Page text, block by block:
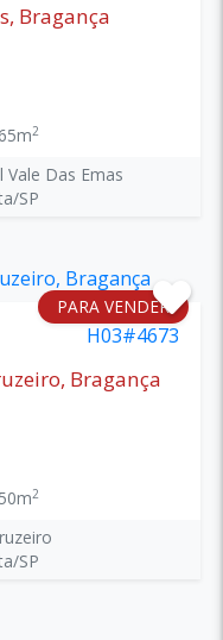
Bragança
2
Das Emas
SP
PARA VENDER
H03#4673
Bragança
2
SP